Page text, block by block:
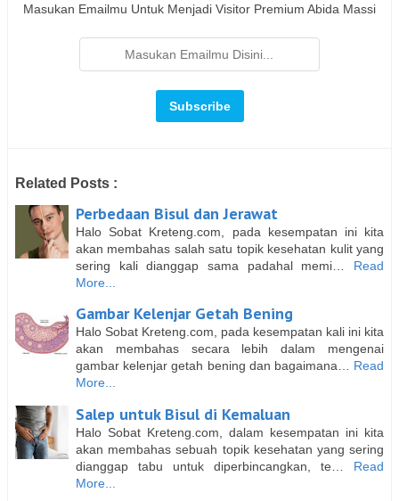
Masukan Emailmu Untuk Menjadi Visitor Premium Abida Massi
Related Posts :
Perbedaan Bisul dan Jerawat
Halo Sobat Kreteng.com, pada kesempatan ini kita
akan membahas salah satu topik kesehatan kulit yang
sering kali dianggap sama padahal memi…
Read
More...
Gambar Kelenjar Getah Bening
Halo Sobat Kreteng.com, pada kesempatan kali ini kita
akan membahas secara lebih dalam mengenai
gambar kelenjar getah bening dan bagaimana… Read
More...
Salep untuk Bisul di Kemaluan
Halo Sobat Kreteng.com, dalam kesempatan ini kita
akan membahas sebuah topik kesehatan yang sering
dianggap tabu untuk diperbincangkan, te…
Read
More...